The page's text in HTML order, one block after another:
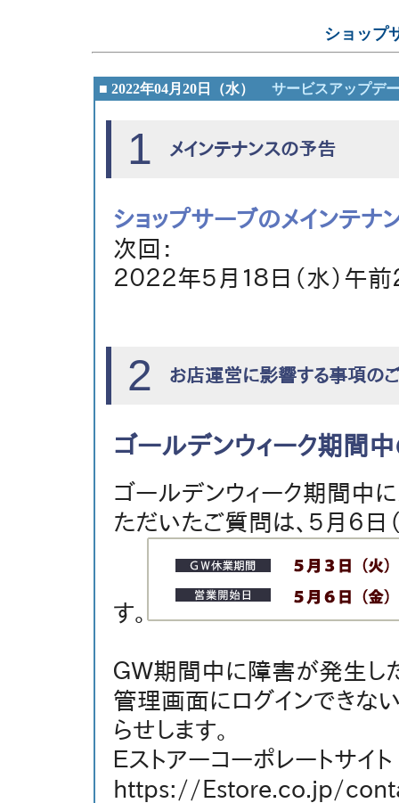
ショップ
■ 2022年04月20日（水） サービスアップデ
1 メインテナンスの予告
ショップサーブのメインテナ
次回：
２０２２年５月１８日（水）午
2 お店運営に影響する事項の
ゴールデンウィーク期間
ゴールデンウィーク期間中
ただいたご質問は、５月６日
す。
ＧＷ期間中に障害が発生し
管理画面にログインできな
らせします。
Ｅストアーコーポレートサイト
https://Estore.co.jp/